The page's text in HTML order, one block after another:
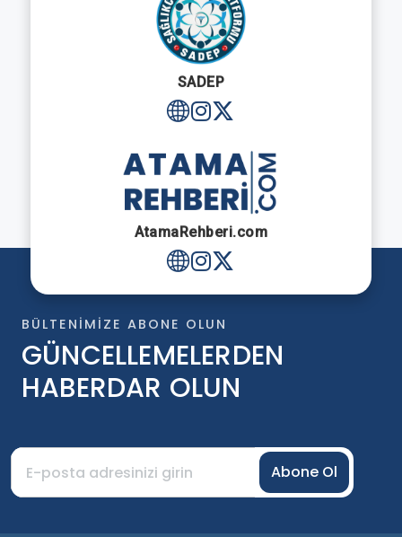
SADEP
AtamaRehberi.com
BÜLTENIMIZE ABONE OLUN
GÜNCELLEMELERDEN
HABERDAR OLUN
Abone Ol